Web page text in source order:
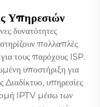
Υπηρεσιών
δυνατότητες
πολλαπλές
τους παρόχους ISP.
υποστήριξη για
υπηρεσίες
IPTV μέσω των